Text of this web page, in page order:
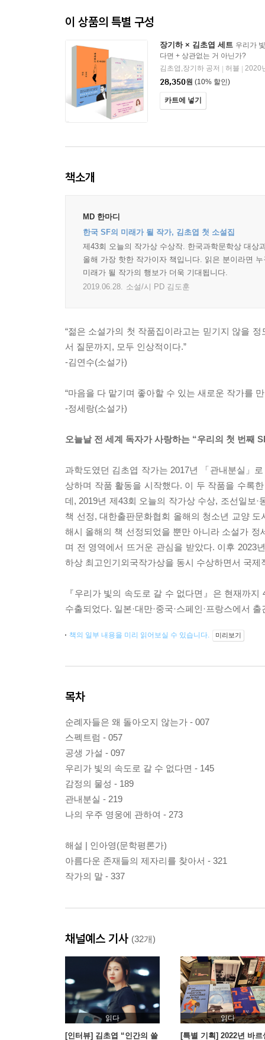
이 상품의 특별 구성
장기하 × 김초엽 세트 우리가
다면 + 상관없는 거 아닌가?
김초엽,장기하 공저
허블
2020
28,350원 (10% 할인)
카트에 넣기
책소개
MD 한마디
한국 SF의 미래가 될 작가, 김초엽 첫 소설집
제43회 오늘의 작가상 수상작. 한국과학문학상 대
올해 가장 핫한 작가이자 책입니다. 읽은 분이라면
미래가 될 작가의 행보가 더욱 기대됩니다.
2019.06.28. 소설/시 PD 김도훈
“젊은 소설가의 첫 작품집이라고는 믿기지 않을
서 질문까지, 모두 인상적이다.”
-김연수(소설가)
“마음을 다 맡기며 좋아할 수 있는 새로운 작가를
-정세랑(소설가)
오늘날 전 세계 독자가 사랑하는 “우리의 첫 번째
과학도였던 김초엽 작가는 2017년 「관내분실」
상하며 작품 활동을 시작했다. 이 두 작품을 수록
데, 2019년 제43회 오늘의 작가상 수상, 조선일보·
책 선정, 대한출판문화협회 올해의 청소년 교양 도
해시 올해의 책 선정되었을 뿐만 아니라 소설가
며 전 영역에서 뜨거운 관심을 받았다. 이후 2023
하상 최고인기외국작가상을 동시 수상하면서 국
『우리가 빛의 속도로 갈 수 없다면』은 현재까
수출되었다. 일본·대만·중국·스페인·프랑스에서
책의 일부 내용을 미리 읽어보실 수 있습니다. 미리보기
목차
순례자들은 왜 돌아오지 않는가 - 007
스펙트럼 - 057
공생 가설 - 097
우리가 빛의 속도로 갈 수 없다면 - 145
감정의 물성 - 189
관내분실 - 219
나의 우주 영웅에 관하여 - 273
해설 | 인아영(문학평론가)
아름다운 존재들의 제자리를 찾아서 - 321
작가의 말 - 337
채널예스 기사 (32개)
읽다
[인터뷰] 김초엽 “인간의 쓸
읽다
[특별 기획] 2022년 바르